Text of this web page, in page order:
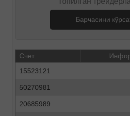
Барчасини
Счет
15523121
50270981
20685989